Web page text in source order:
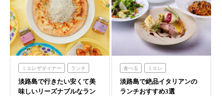
ミエレザダイナー ランチ
食べる ミエレ
ミエレザガーデン
淡路島で行きたい安くて美
味しいリーズナブルなラン
食べる ミエレ
のじまスコーラ
クラフトサーカス
淡路島で絶品イタリアンの
ランチおすすめ3選